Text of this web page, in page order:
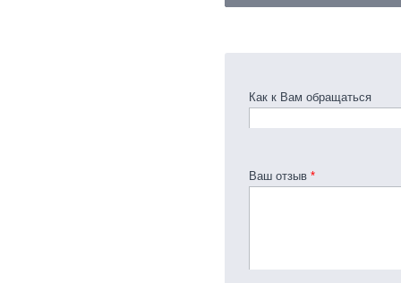
Как к Вам обращаться
Ваш отзыв *